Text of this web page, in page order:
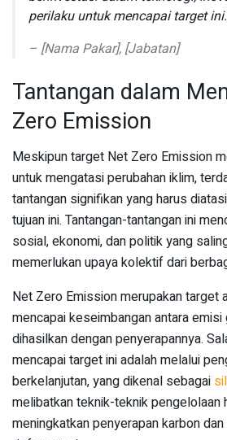
perilaku untuk mencapai target
– [Nama Pakar], [Jabatan]
Tantangan dalam
Zero Emission
Meskipun target Net Zero Emission
untuk mengatasi perubahan iklim,
tantangan signifikan yang harus
tujuan ini. Tantangan-tantangan ini
sosial, ekonomi, dan politik yang
memerlukan upaya kolektif dari
Net Zero Emission merupakan target
mencapai keseimbangan antara
dihasilkan dengan penyerapannya.
mencapai target ini adalah melalui
berkelanjutan, yang dikenal sebagai
melibatkan teknik-teknik pengelolaan
meningkatkan penyerapan karbon